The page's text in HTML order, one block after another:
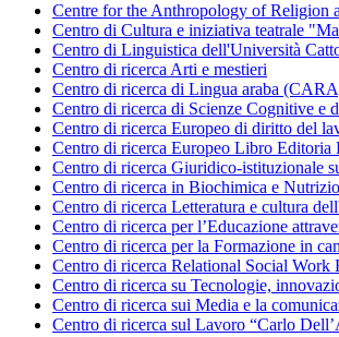
Centre for the Anthropology of Religion
Centro di Cultura e iniziativa teatrale
Centro di Linguistica dell'Università
Centro di ricerca Arti e mestieri
Centro di ricerca di Lingua araba
Centro di ricerca di Scienze Cognitive e
Centro di ricerca Europeo di diritto del
Centro di ricerca Europeo Libro
Centro di ricerca Giuridico-istituzionale
Centro di ricerca in Biochimica e
Centro di ricerca Letteratura e cultura
Centro di ricerca per l’Educazione
Centro di ricerca per la Formazione in
Centro di ricerca Relational Social Work
Centro di ricerca su Tecnologie,
Centro di ricerca sui Media e la
Centro di ricerca sul Lavoro “Carlo